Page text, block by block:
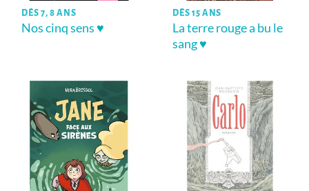
DÈS 7, 8 ANS
Nos cinq sens ♥
DÈS 15 ANS
La terre rouge a bu le
sang ♥